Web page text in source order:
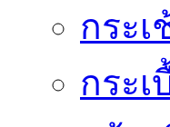
กระเ
กระเ